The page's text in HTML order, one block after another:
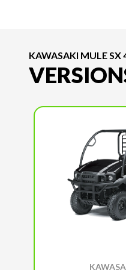
KAWASAKI MULE SX